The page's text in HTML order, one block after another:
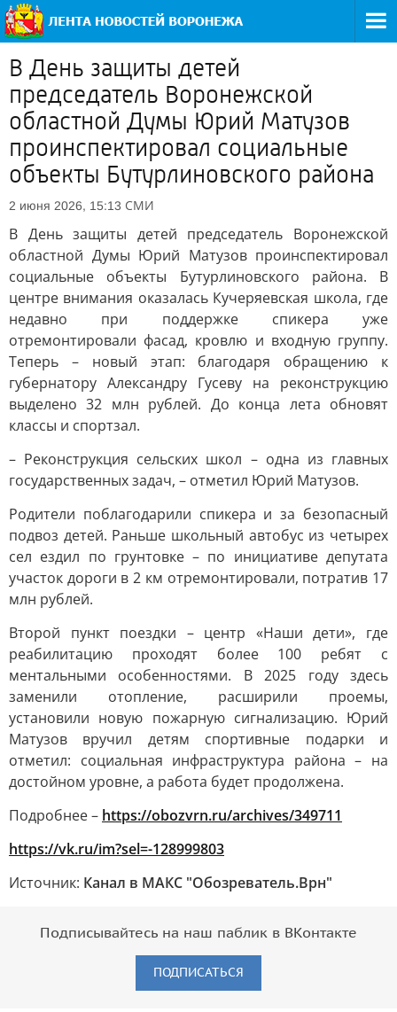
В День защиты детей
председатель Воронежской
областной Думы Юрий Матузов
проинспектировал социальные
объекты Бутурлиновского района
2 июня 2026, 15:13 СМИ
В День защиты детей председатель Воронежской
областной Думы Юрий Матузов проинспектировал
социальные объекты Бутурлиновского района. В
центре внимания оказалась Кучеряевская школа, где
недавно при поддержке спикера уже
отремонтировали фасад, кровлю и входную группу.
Теперь – новый этап: благодаря обращению к
губернатору Александру Гусеву на реконструкцию
выделено 32 млн рублей. До конца лета обновят
классы и спортзал.
– Реконструкция сельских школ – одна из главных
государственных задач, – отметил Юрий Матузов.
Родители поблагодарили спикера и за безопасный
подвоз детей. Раньше школьный автобус из четырех
сел ездил по грунтовке – по инициативе депутата
участок дороги в 2 км отремонтировали, потратив 17
млн рублей.
Второй пункт поездки – центр «Наши дети», где
реабилитацию проходят более 100 ребят с
ментальными особенностями. В 2025 году здесь
заменили отопление, расширили проемы,
установили новую пожарную сигнализацию. Юрий
Матузов вручил детям спортивные подарки и
отметил: социальная инфраструктура района – на
достойном уровне, а работа будет продолжена.
Подробнее – https://obozvrn.ru/archives/349711
https://vk.ru/im?sel=-128999803
Источник: Канал в МАКС "Обозреватель.Врн"
Подписывайтесь на наш паблик в ВКонтакте
ПОДПИСАТЬСЯ